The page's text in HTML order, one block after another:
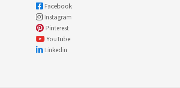
Facebook
Instagram
Pinterest
YouTube
Linkedin